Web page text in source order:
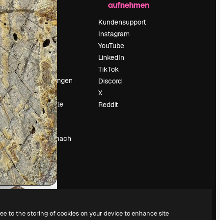
Preise
Über uns
Reviews
Karriere
Suchtrends
Blog
Veranstaltungen
Slidesgo
Deine Inhalte
verkaufen
Pressesaal
Suchst du nach
magnific.ai
aufnehmen
Kundensupport
Instagram
YouTube
LinkedIn
TikTok
Discord
X
Reddit
to the storing of cookies on your device to enhance site